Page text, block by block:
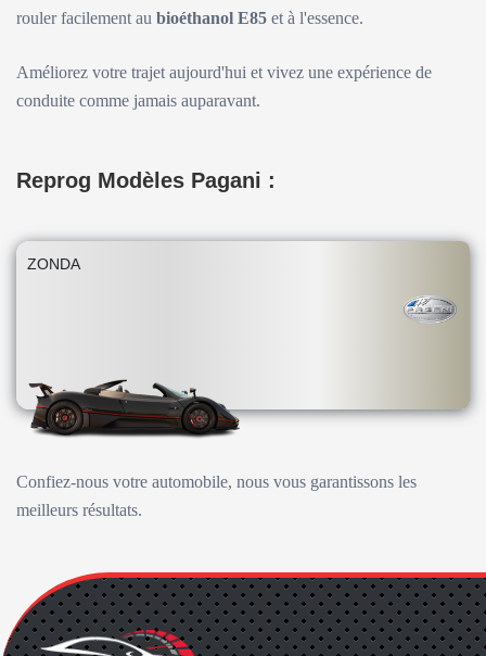
rouler facilement au bioéthanol E85 et à l'essence.
Améliorez votre trajet aujourd'hui et vivez une expérience de
conduite comme jamais auparavant.
Reprog Modèles Pagani :
ZONDA
Confiez-nous votre automobile, nous vous garantissons les
meilleurs résultats.